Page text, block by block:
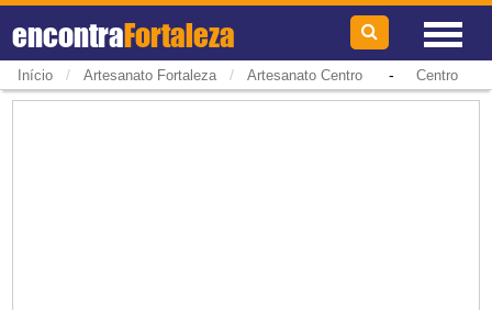
encontraFortaleza
Início / Artesanato Fortaleza / Artesanato Centro- Centro